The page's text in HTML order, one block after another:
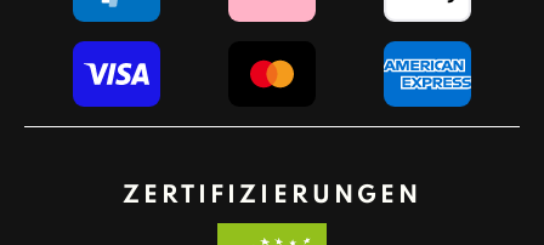
ZERTIFIZIERUNGEN